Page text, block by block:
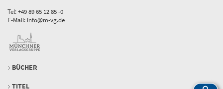
Tel: +49 89 65 12 85 -0
E-Mail: info@m-vg.de
BÜCHER
TITEL